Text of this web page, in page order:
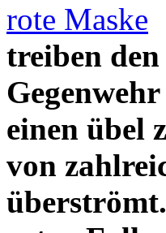
treiben
einen übel
von